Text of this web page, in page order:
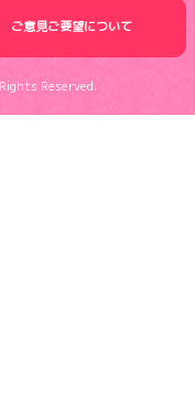
ご意見ご要望について
Reserved.